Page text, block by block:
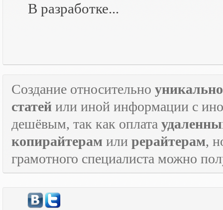
В разработке...
Создание относительно
статей или иной информации с
дешёвым, так как оплата
копирайтерам или рерайтерам,
грамотного специалиста можно